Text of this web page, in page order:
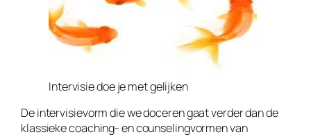
Intervisie doe je met gelijken
De intervisievorm die we doceren gaat verder dan de
klassieke coaching- en counselingvormen van